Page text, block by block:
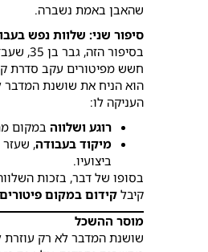
שהאבן באמת נשברה.
סיפור שני: שלוות נפש
בסיפור
חשש מפיטורים עקב סדרת
הוא הניח את שושנת המדבר
העניקה לו:
רוגע ושלווה במקום
מיקוד בעבודה,
ביצועיו.
בסופו של דבר, בזכות
קיבל קידום במקום פיטורים
מוסר ההשכל
שושנת המדבר לא רק